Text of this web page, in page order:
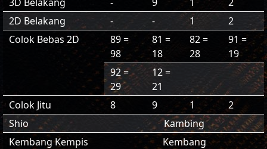
2D Belakang
- - 1
2
Colok Bebas 2D
89 =
98
81 =
18
82 =
28
91 =
19
92 =
29
12 =
21
Colok Jitu
8 9 1
2
Shio
Kambing
Kembang Kempis
Kembang